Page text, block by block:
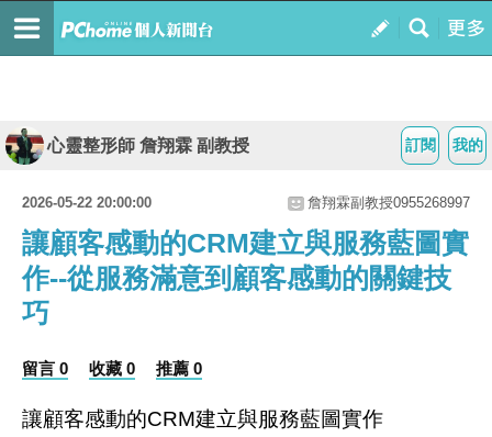
我的
訂閱
心靈整形師 詹翔霖 副教授
2026-05-22 20:00:00 詹翔霖副教授0955268997
讓顧客感動的CRM建立與服務藍圖實
作--從服務滿意到顧客感動的關鍵技
巧
留言 0 收藏 0 推薦 0
讓顧客感動的CRM建立與服務藍圖實作